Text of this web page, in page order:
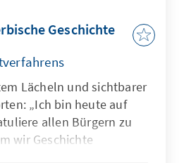
Geschichte
Lächeln und sichtbarer
„Ich bin heute auf
allen Bürgern zu
wir Geschichte